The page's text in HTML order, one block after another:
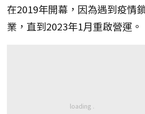
在2019年開幕，因為遇到疫情
業，直到2023年1月重啟營運。